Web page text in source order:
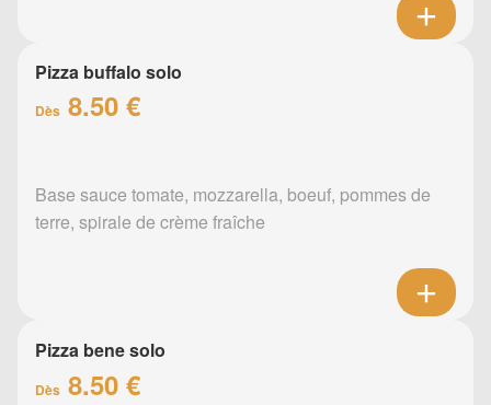
Pizza buffalo solo
Dès 8.50 €
Base sauce tomate, mozzarella, boeuf, pommes de
terre, spirale de crème fraîche
Pizza bene solo
Dès 8.50 €